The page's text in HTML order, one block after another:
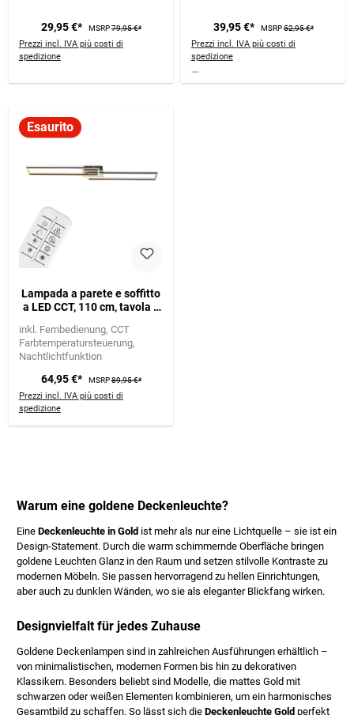
29,95 €* MSRP79,95 €*
Prezzi incl. IVA più costi di
spedizione
39,95 €* MSRP52,95 €*
Prezzi incl. IVA più costi di
spedizione
Esaurito
Lampada a parete e soffitto
a LED CCT, 110 cm, tavola a
dorato
inkl. Fernbedienung CCT
Farbtemperatursteuerung
Nachtlichtfunktion
64,95 €* MSRP89,95 €*
Prezzi incl. IVA più costi di
spedizione
Warum eine goldene Deckenleuchte?
Eine Deckenleuchte in Gold ist mehr als nur eine Lichtquelle – sie ist ein
Design-Statement. Durch die warm schimmernde Oberfläche bringen
goldene Leuchten Glanz in den Raum und setzen stilvolle Kontraste zu
modernen Möbeln. Sie passen hervorragend zu hellen Einrichtungen,
aber auch zu dunklen Wänden, wo sie als eleganter Blickfang wirken.
Designvielfalt für jedes Zuhause
Goldene Deckenlampen sind in zahlreichen Ausführungen erhältlich –
von minimalistischen, modernen Formen bis hin zu dekorativen
Klassikern. Besonders beliebt sind Modelle, die mattes Gold mit
schwarzen oder weißen Elementen kombinieren, um ein harmonisches
Gesamtbild zu schaffen. So lässt sich die Deckenleuchte Gold perfekt